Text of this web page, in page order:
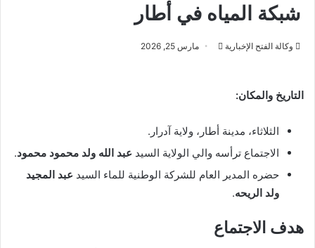
شبكة المياه في أطار
وكالة الفتح الإخبارية
أرسل مارس 25, 2026
التاريخ والمكان:
الثلاثاء، مدينة أطار، ولاية آدرار.
الاجتماع ترأسه والي الولاية السيد عبد الله ولد محمود محمود.
حضره المدير العام للشركة الوطنية للماء السيد عبد المجيد
ولد الريحه.
هدف الاجتماع